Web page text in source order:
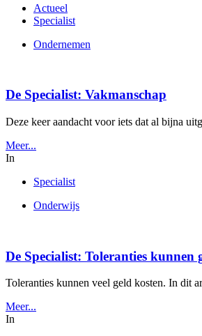
Actueel
Specialist
Ondernemen
De Specialist: Vakmanschap
Deze keer aandacht voor iets dat al bijna
Meer...
In
Specialist
Onderwijs
De Specialist: Toleranties kunnen
Toleranties kunnen veel geld kosten. In dit
Meer...
In